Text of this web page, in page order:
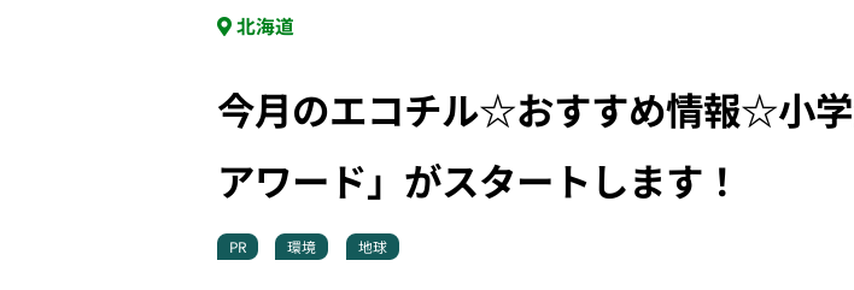
北海道
今月のエコチル☆おすすめ情報☆小
アワード」がスタートします！
PR 環境 地球